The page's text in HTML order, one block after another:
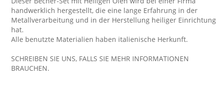
handwerklich hergestellt, die eine lange Erfahrung in der
Metallverarbeitung und in der Herstellung heiliger Einrichtung
hat.
Alle benutzte Materialien haben italienische Herkunft.
SCHREIBEN SIE UNS, FALLS SIE MEHR INFORMATIONEN
BRAUCHEN.